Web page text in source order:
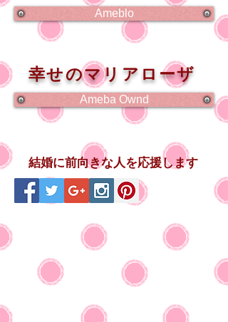
幸せのマリアローザ
結婚に前向きな人を応援します
Ameblo
Ameba Ownd